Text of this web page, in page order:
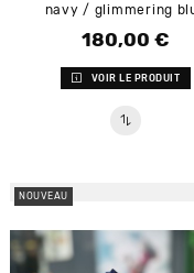
navy / glimmering
Prix
180,00 €
VOIR LE PRODUIT
NOUVEAU